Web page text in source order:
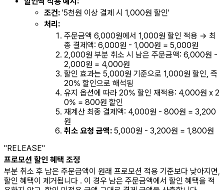
조건: '5천원 이상 결제 시 1,000원 할인'
처리:
주문금액 6,000원에서 1,000원 할인 적용 → 최
종 결제액: 6,000원 - 1,000원 = 5,000원
2,000원 부분 취소 시 남은 주문금액: 6,000원 -
2,000원 = 4,000원
할인 효과는 5,000원 기준으로 1,000원 할인, 즉
20% 할인으로 해석됨
유지 옵션에 따라 20% 할인 재적용: 4,000원 x 2
0% = 800원 할인
재계산 최종 결제액: 4,000원 - 800원 = 3,200
원
취소 요청 금액: 5,000원 - 3,200원 = 1,800원
"RELEASE"
프로모션 할인 혜택 조정
부분 취소 후 남은 주문금액이 원래 프로모션 적용 기준보다 낮아지면,
할인 혜택이 제거됩니다 . 이 경우 남은 주문금액에서 할인 혜택을 적